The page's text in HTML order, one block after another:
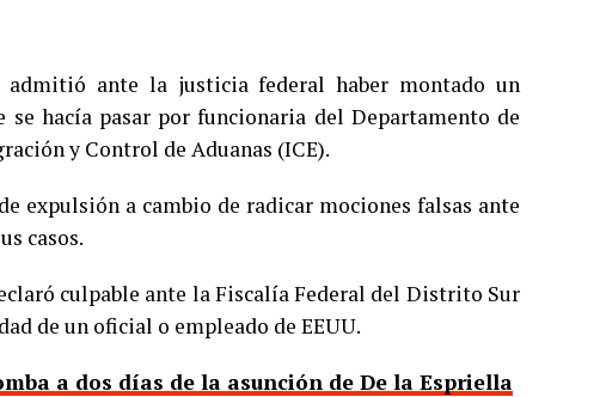
admitió ante la justicia federal haber montado un
hacía pasar por funcionaria del Departamento de
y Control de Aduanas (ICE).
expulsión a cambio de radicar mociones falsas ante
casos.
culpable ante la Fiscalía Federal del Distrito Sur
de un oficial o empleado de EEUU.
a dos días de la asunción de De la Espriella